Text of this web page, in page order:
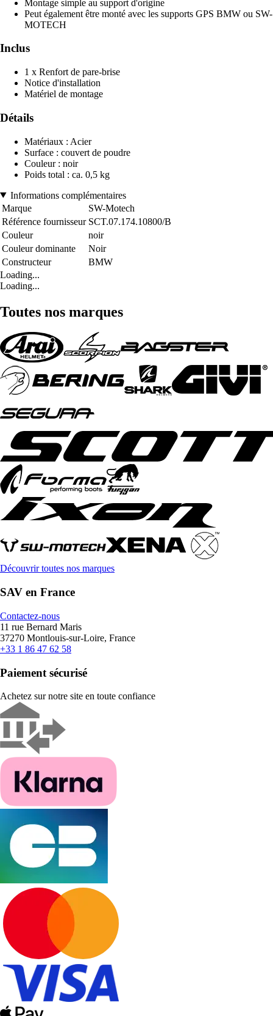
Montage simple au support d'origine
Peut également être monté avec les supports GPS BMW ou SW-
MOTECH
Inclus
1 x Renfort de pare-brise
Notice d'installation
Matériel de montage
Détails
Matériaux : Acier
Surface : couvert de poudre
Couleur : noir
Poids total : ca. 0,5 kg
Informations complémentaires
Marque
SW-Motech
Référence fournisseur SCT.07.174.10800/B
Couleur
noir
Couleur dominante
Noir
Constructeur
BMW
Loading...
Loading...
Toutes nos marques
Découvrir toutes nos marques
SAV en France
Contactez-nous
11 rue Bernard Maris
37270 Montlouis-sur-Loire, France
+33 1 86 47 62 58
Paiement sécurisé
Achetez sur notre site en toute confiance